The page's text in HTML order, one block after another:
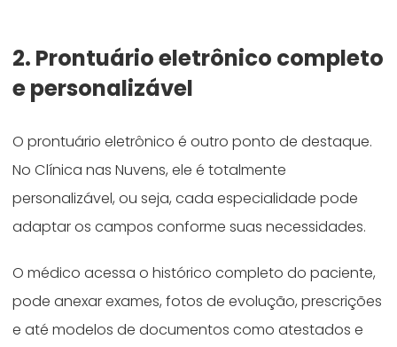
2. Prontuário eletrônico completo
e personalizável
O prontuário eletrônico é outro ponto de destaque.
No Clínica nas Nuvens, ele é totalmente
personalizável, ou seja, cada especialidade pode
adaptar os campos conforme suas necessidades.
O médico acessa o histórico completo do paciente,
pode anexar exames, fotos de evolução, prescrições
e até modelos de documentos como atestados e